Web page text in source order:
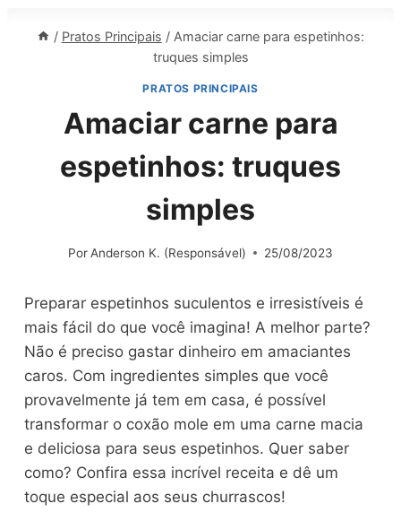
/ Pratos Principais / Amaciar carne para espetinhos:
truques simples
PRATOS PRINCIPAIS
Amaciar carne para
espetinhos: truques
simples
Por Anderson K. (Responsável) 25/08/2023
Preparar espetinhos suculentos e irresistíveis é
mais fácil do que você imagina! A melhor parte?
Não é preciso gastar dinheiro em amaciantes
caros. Com ingredientes simples que você
provavelmente já tem em casa, é possível
transformar o coxão mole em uma carne macia
e deliciosa para seus espetinhos. Quer saber
como? Confira essa incrível receita e dê um
toque especial aos seus churrascos!